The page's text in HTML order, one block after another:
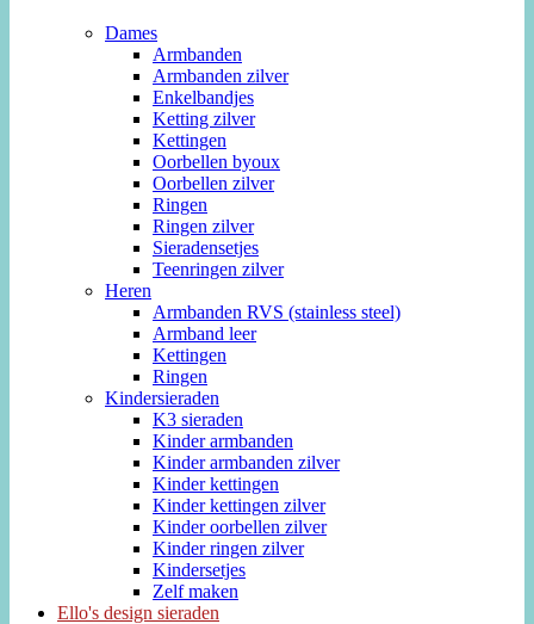
Dames
Armbanden
Armbanden zilver
Enkelbandjes
Ketting zilver
Kettingen
Oorbellen byoux
Oorbellen zilver
Ringen
Ringen zilver
Sieradensetjes
Teenringen zilver
Heren
Armbanden RVS (stainless steel)
Armband leer
Kettingen
Ringen
Kindersieraden
K3 sieraden
Kinder armbanden
Kinder armbanden zilver
Kinder kettingen
Kinder kettingen zilver
Kinder oorbellen zilver
Kinder ringen zilver
Kindersetjes
Zelf maken
Ello's design sieraden